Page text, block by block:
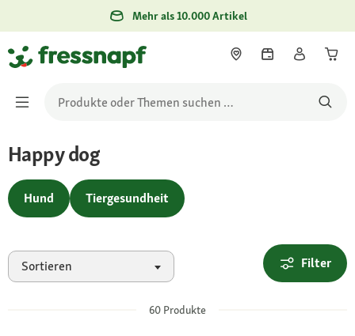
Mehr als 10.000 Artikel
Happy dog
Hund Tiergesundheit
Sortieren Filter
60 Produkte